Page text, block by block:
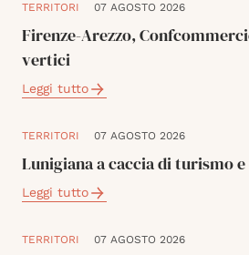
TERRITORI 07 AGOSTO 2026
Firenze-Arezzo,
vertici
Leggi tutto
TERRITORI 07 AGOSTO 2026
Lunigiana a caccia di turismo
Leggi tutto
TERRITORI 07 AGOSTO 2026